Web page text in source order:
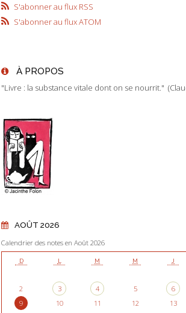
S'abonner au flux RSS
S'abonner au flux ATOM
À PROPOS
"Livre : la substance vitale dont on se nourrit."
AOÛT 2026
Calendrier des notes en Août 2026
D L M M J
2
3 4 5 6
9
10 11 12 13